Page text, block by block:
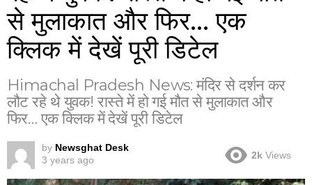
से मुलाकात और फिर… एक
क्लिक में देखें पूरी डिटेल
Himachal Pradesh News: मंदिर से दर्शन कर
लौट रहे थे युवक! रास्ते में हो गई मौत से मुलाकात और
फिर… एक क्लिक में देखें पूरी डिटेल
by Newsghat Desk
3 years ago
2k Views